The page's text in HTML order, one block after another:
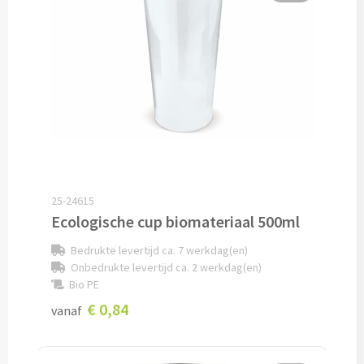
Opvouwbare paraplu's bedrukken
Golfparaplu's bedrukken
Kinderparaplu's bedrukken
Regenjassen bedrukken
Custom made
Custom made paraplu's
25-24615
Ecologische cup biomateriaal 500ml
Bedrukte levertijd ca. 7 werkdag(en)
Onbedrukte levertijd ca. 2 werkdag(en)
Bio PE
vanaf € 0,84